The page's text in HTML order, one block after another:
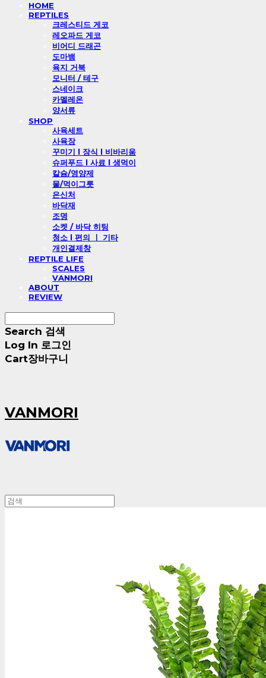
HOME
REPTILES
크레스티드 게코
레오파드 게코
비어디 드래곤
도마뱀
육지 거북
모니터 / 테구
스네이크
카멜레온
양서류
SHOP
사육세트
사육장
꾸미기 l 장식 l 비바리움
슈퍼푸드 l 사료 l 생먹이
칼슘/영양제
물/먹이그릇
은신처
바닥재
조명
소켓 / 바닥 히팅
청소 l 편의 ㅣ 기타
개인결제창
REPTILE LIFE
SCALES
VANMORI
ABOUT
REVIEW
Search 검색
Log In 로그인
Cart장바구니
VANMORI